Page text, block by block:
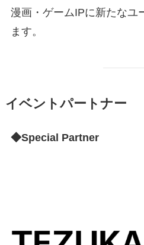
漫画・ゲームIPに新たなユ
ます。
イベントパートナー
◆Special Partner